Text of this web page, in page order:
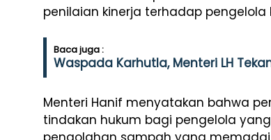
penilaian kinerja terhadap pengelola
Baca juga :
Waspada Karhutla, Menteri LH
Menteri Hanif menyatakan bahwa
tindakan hukum bagi pengelola yang